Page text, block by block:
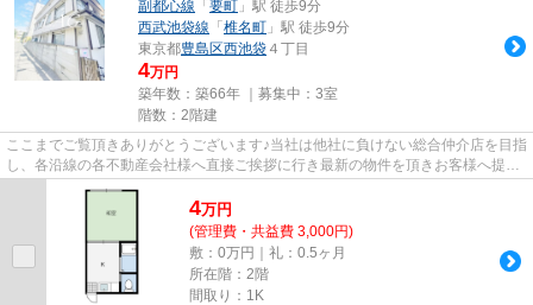
副都心線 「 要町 」駅 徒歩9分
西武池袋線 「 椎名町 」駅 徒歩9分
東京都豊島区西池袋 ４丁目
4万円
築年数：築66年 ｜募集中： 3室
階数：2階建
ここまでご覧頂きありがとうございます♪当社は他社に負けない総合仲介店を目指
し、各沿線の各不動産会社様へ直接ご挨拶に行き最新の物件を頂きお客様へ提供
しております！最新の情報は...
4万円
(管理費・共益費 3,000円)
敷：0万円｜礼：0.5ヶ月
所在階：2階
間取り：1K